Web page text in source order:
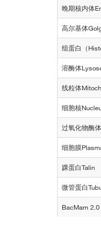
晚期核内体
高尔基体
组蛋白（
溶酶体
线粒体
细胞核
过氧化物酶
细胞膜
踝蛋白Talin
微管蛋白
BacMam